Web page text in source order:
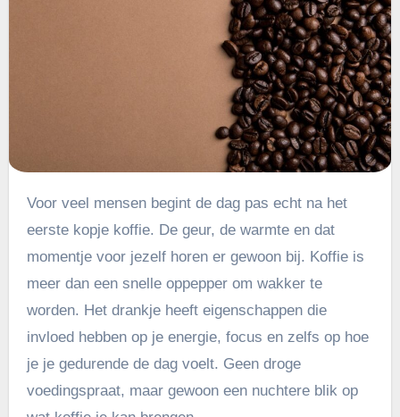
Voor veel mensen begint de dag pas echt na het
eerste kopje koffie. De geur, de warmte en dat
momentje voor jezelf horen er gewoon bij. Koffie is
meer dan een snelle oppepper om wakker te
worden. Het drankje heeft eigenschappen die
invloed hebben op je energie, focus en zelfs op hoe
je je gedurende de dag voelt. Geen droge
voedingspraat, maar gewoon een nuchtere blik op